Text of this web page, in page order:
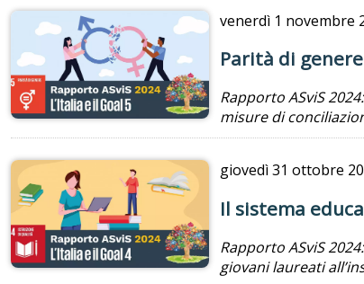
venerdì 1 novembre
Parità di
Rapporto ASviS
misure di
giovedì31 ottobre
Il sistema
Rapporto ASviS
giovani laureati